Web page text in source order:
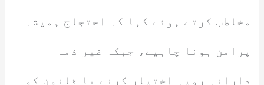
مخاطب کرتے ہوئے کہا کہ احتجاج ہمیشہ
پرامن ہونا چاہیے، جبکہ غیر ذمہ
دارانہ رویہ اختیار کرنے یا قانون کو